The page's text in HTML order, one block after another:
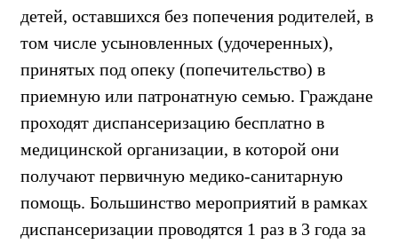
детей, оставшихся без попечения родителей, в
том числе усыновленных (удочеренных),
принятых под опеку (попечительство) в
приемную или патронатную семью. Граждане
проходят диспансеризацию бесплатно в
медицинской организации, в которой они
получают первичную медико-санитарную
помощь. Большинство мероприятий в рамках
диспансеризации проводятся 1 раз в 3 года за